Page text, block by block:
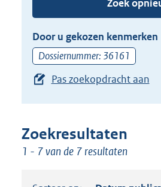
(dossier)nummer
in
of
de
pijl
beneden
toets
Zoek
Door u gekozen kenmerken
Dossiernummer: 36161
Pas zoekopdracht aan
Zoekresultaten
1 - 7 van de 7 resultaten